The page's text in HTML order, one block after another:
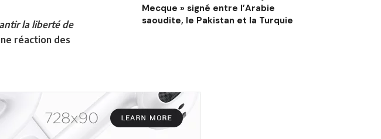
Mecque » signé entre l’Arabie
saoudite, le Pakistan et la Turquie
la liberté de
réaction des